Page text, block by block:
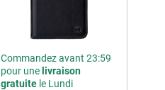
Commandez avant 23:59
pour une livraison
gratuitele Lundi